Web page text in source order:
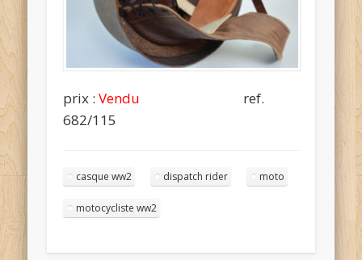
prix : Vendu
ref.
682/115
casque ww2 dispatch rider moto
motocycliste ww2